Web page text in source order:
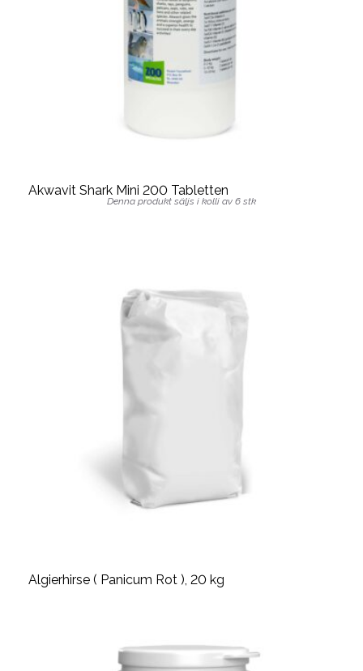
Akwavit Shark Mini 200 Tabletten
Denna produkt säljs i kolli av 6 stk
Algierhirse ( Panicum Rot ), 20 kg